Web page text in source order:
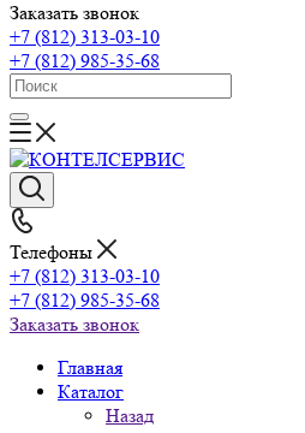
Заказать звонок
+7 (812) 313-03-10
+7 (812) 985-35-68
Телефоны
+7 (812) 313-03-10
+7 (812) 985-35-68
Заказать звонок
Главная
Каталог
Назад